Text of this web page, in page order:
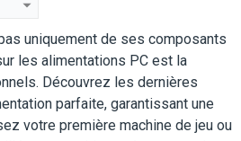
uniquement de ses composants
les alimentations PC est la
Découvrez les dernières
parfaite, garantissant une
votre première machine de jeu ou